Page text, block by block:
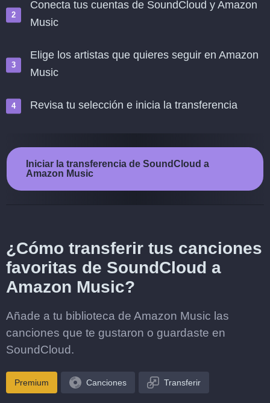
Conecta tus cuentas de SoundCloud y Amazon
Music
Elige los artistas que quieres seguir en Amazon
Music
Revisa tu selección e inicia la transferencia
Iniciar la transferencia de SoundCloud a
Amazon Music
¿Cómo transferir tus canciones
favoritas de SoundCloud a
Amazon Music?
Añade a tu biblioteca de Amazon Music las
canciones que te gustaron o guardaste en
SoundCloud.
Premium Canciones Transferir